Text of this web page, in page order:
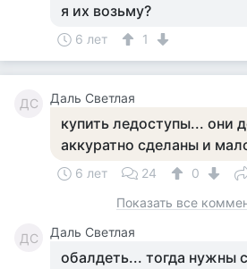
я их возьму?
6 лет 1
ДС Даль Светлая
купить ледоступы... они
аккуратно сделаны и
6 лет 24
0
Показать все
ДС Даль Светлая
обалдеть... тогда нужны